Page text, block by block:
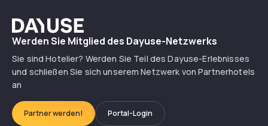
Dayuse
Werden Sie Mitglied des Dayuse-Netzwerks
Sie sind Hotelier? Werden Sie Teil des Dayuse-Erlebnisses
und schließen Sie sich unserem Netzwerk von Partnerhotels
an
Partner werden! Portal-Login